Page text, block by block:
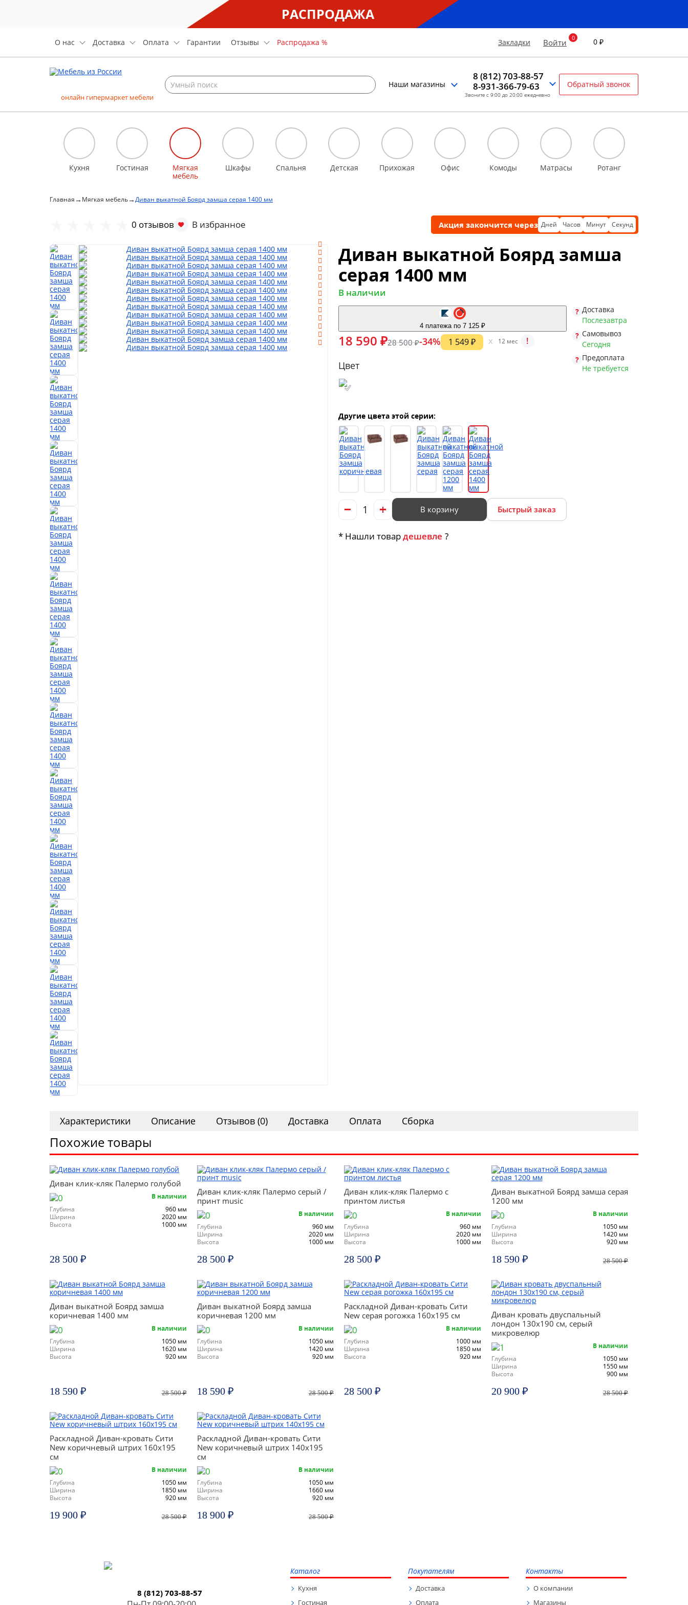
РАСПРОДАЖА
О нас Доставка Оплата Гарантии Отзывы Распродажа % Закладки Войти 0 ₽
онлайн гипермаркет мебели
Наши магазины
8 (812) 703-88-57
8-931-366-79-63
Звоните с 9:00 до 20:00 ежедневно
Обратный звонок
Кухня Гостиная
Мягкая
мебель
Шкафы Спальня Детская Прихожая Офис Комоды Матрасы Ротанг
Главная→ Мягкая мебель→Диван выкатной Боярд замша серая 1400 мм
0 отзывов Акция закончится через
Диван выкатной Боярд замша
серая 1400 мм
В наличии
4 платежа по 7 125 ₽
18 590 ₽28 500 ₽-34% 1 549 ₽ x 12 мес !
Цвет
Другие цвета этой серии:
В корзину Быстрый заказ
* Нашли товардешевле ?
Доставка
Послезавтра
Самовывоз
Сегодня
Предоплата
Не требуется
Характеристики Описание Отзывов (0) Доставка Оплата Сборка
Похожие товары
Диван клик-кляк Палермо голубой
В наличии
Глубина
960 мм
Ширина
2020 мм
Высота
1000 мм
28 500 ₽
Диван клик-кляк Палермо серый /
принт music
В наличии
Глубина
960 мм
Ширина
2020 мм
Высота
1000 мм
28 500 ₽
Диван клик-кляк Палермо с
принтом листья
В наличии
Глубина
960 мм
Ширина
2020 мм
Высота
1000 мм
28 500 ₽
Диван выкатной Боярд замша серая
1200 мм
В наличии
Глубина
1050 мм
Ширина
1420 мм
Высота
920 мм
18 590 ₽ 28 500 ₽
Диван выкатной Боярд замша
коричневая 1400 мм
В наличии
Глубина
1050 мм
Ширина
1620 мм
Высота
920 мм
18 590 ₽ 28 500 ₽
Диван выкатной Боярд замша
коричневая 1200 мм
В наличии
Глубина
1050 мм
Ширина
1420 мм
Высота
920 мм
18 590 ₽ 28 500 ₽
Раскладной Диван-кровать Сити
New серая рогожка 160х195 см
В наличии
Глубина
1000 мм
Ширина
1850 мм
Высота
920 мм
28 500 ₽
Диван кровать двуспальный
лондон 130х190 см, серый
микровелюр
В наличии
Глубина
1050 мм
Ширина
1550 мм
Высота
900 мм
20 900 ₽ 28 500 ₽
Раскладной Диван-кровать Сити
New коричневый штрих 160х195
см
В наличии
Глубина
1050 мм
Ширина
1850 мм
Высота
920 мм
19 900 ₽ 28 500 ₽
Раскладной Диван-кровать Сити
New коричневый штрих 140х195
см
В наличии
Глубина
1050 мм
Ширина
1660 мм
Высота
920 мм
18 900 ₽ 28 500 ₽
8 (812) 703-88-57
Каталог
Кухня
Гостиная
Покупателям
Доставка
Оплата
Контакты
О компании
Магазины